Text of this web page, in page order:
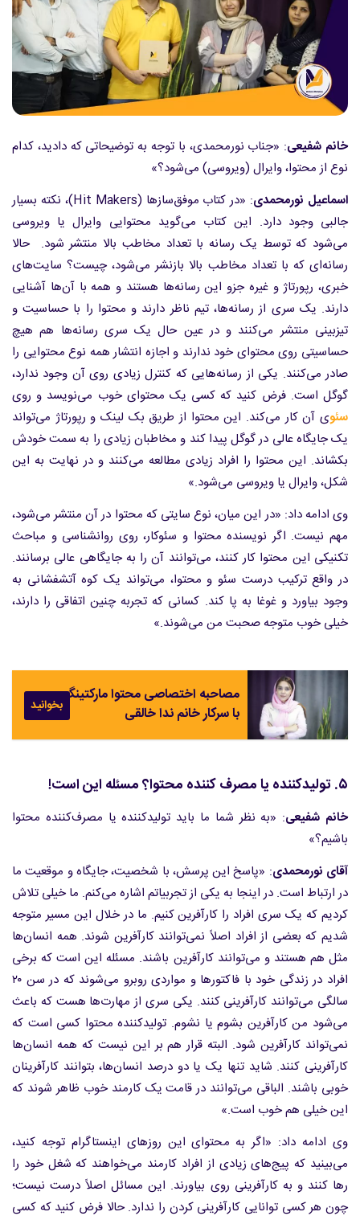
خانم شفیعی: «جناب نورمحمدی، با توجه به توضیحاتی که دادید، کدام
نوع از محتوا، وایرال (ویروسی) می‌شود؟»
اسماعیل نورمحمدی
: «در کتاب موفق‌سازها (Hit Makers)، نکته بسیار
جالبی وجود دارد. این کتاب می‌گوید محتوایی وایرال یا ویروسی
می‌شود که توسط یک رسانه با تعداد مخاطب بالا منتشر شود. حالا
رسانه‌ای که با تعداد مخاطب بالا بازنشر می‌شود، چیست؟ سایت‌های
خبری، رپورتاژ و غیره جزو این رسانه‌ها هستند و همه با آن‌ها آشنایی
دارند. یک سری از رسانه‌ها، تیم ناظر دارند و محتوا را با حساسیت و
تیزبینی منتشر می‌کنند و در عین حال یک سری رسانه‌ها هم هیچ
حساسیتی روی محتوای خود ندارند و اجازه انتشار همه نوع محتوایی را
صادر می‌کنند. یکی از رسانه‌هایی که کنترل زیادی روی آن وجود ندارد،
گوگل است. فرض کنید که کسی یک محتوای خوب می‌نویسد و روی
سئوی آن کار می‌کند. این محتوا از طریق بک لینک و رپورتاژ می‌تواند
یک جایگاه عالی در گوگل پیدا کند و مخاطبان زیادی را به سمت خودش
بکشاند. این محتوا را افراد زیادی مطالعه می‌کنند و در نهایت به این
شکل، وایرال یا ویروسی می‌شود.»
وی ادامه داد: «در این میان، نوع سایتی که محتوا در آن منتشر می‌شود،
مهم نیست. اگر نویسنده محتوا و سئوکار، روی روانشناسی و مباحث
تکنیکی این محتوا کار کنند، می‌توانند آن را به جایگاهی عالی برسانند.
در واقع ترکیب درست سئو و محتوا، می‌تواند یک کوه آتشفشانی به
وجود بیاورد و غوغا به پا کند. کسانی که تجربه چنین اتفاقی را دارند،
خیلی خوب متوجه صحبت من می‌شوند.»
مصاحبه اختصاصی محتوا مارکتینگ
با سرکار خانم ندا خالقی
بخوانید
۵. تولیدکننده یا مصرف کننده محتوا؟ مسئله این است!
خانم شفیعی: «به نظر شما ما باید تولیدکننده یا مصرف‌کننده محتوا
باشیم؟»
آقای نورمحمدی: «پاسخ این پرسش، با شخصیت، جایگاه و موقعیت ما
در ارتباط است. در اینجا به یکی از تجربیاتم اشاره می‌کنم. ما خیلی تلاش
کردیم که یک سری افراد را کارآفرین کنیم. ما در خلال این مسیر متوجه
شدیم که بعضی از افراد اصلاً نمی‌توانند کارآفرین شوند. همه انسان‌ها
مثل هم هستند و می‌توانند کارآفرین باشند. مسئله این است که برخی
افراد در زندگی خود با فاکتورها و مواردی روبرو می‌شوند که در سن ۲۰
سالگی می‌توانند کارآفرینی کنند. یکی سری از مهارت‌ها هست که باعث
می‌شود من کارآفرین بشوم یا نشوم. تولیدکننده محتوا کسی است که
نمی‌تواند کارآفرین شود. البته قرار هم بر این نیست که همه انسان‌ها
کارآفرینی کنند. شاید تنها یک یا دو درصد انسان‌ها، بتوانند کارآفرینان
خوبی باشند. الباقی می‌توانند در قامت یک کارمند خوب ظاهر شوند که
این خیلی هم خوب است.»
وی ادامه داد: «اگر به محتوای این روزهای اینستاگرام توجه کنید،
می‌بینید که پیج‌های زیادی از افراد کارمند می‌خواهند که شغل خود را
رها کنند و به کارآفرینی روی بیاورند. این مسائل اصلاً درست نیست؛
چون هر کسی توانایی کارآفرینی کردن را ندارد. حالا فرض کنید که کسی